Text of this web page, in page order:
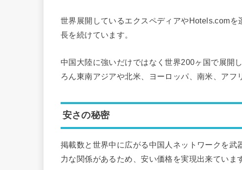
世界展開しているエクスペディアやHotels.com
長を続けています。
中国大陸に強いだけではなく世界200ヶ国で展開
ろん東南アジアや北米、ヨーロッパ、南米、アフ
安さの秘密
掲載数と世界中に広がる中国人ネットワークを
力な関係があるため、安い価格を実現出来ていま